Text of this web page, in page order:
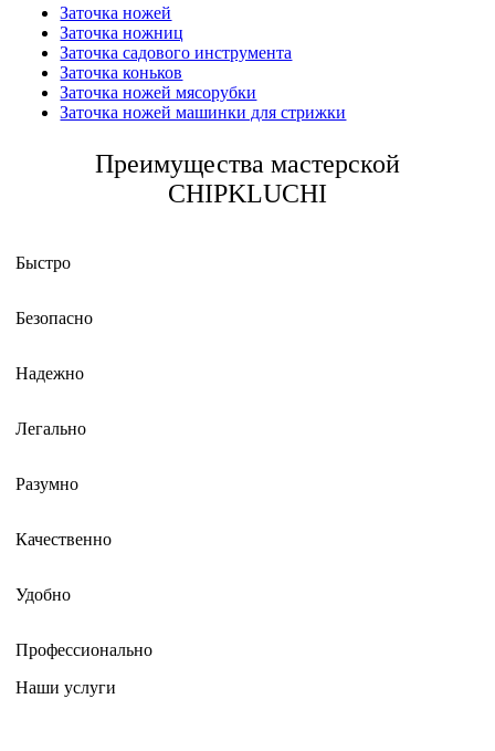
Заточка ножей
Заточка ножниц
Заточка садового инструмента
Заточка коньков
Заточка ножей мясорубки
Заточка ножей машинки для стрижки
Преимущества мастерской
CHIPKLUCHI
Быстро
Безопасно
Надежно
Легально
Разумно
Качественно
Удобно
Профессионально
Наши услуги